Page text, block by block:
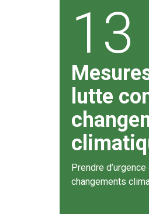
13
lutte
Prendre
changements